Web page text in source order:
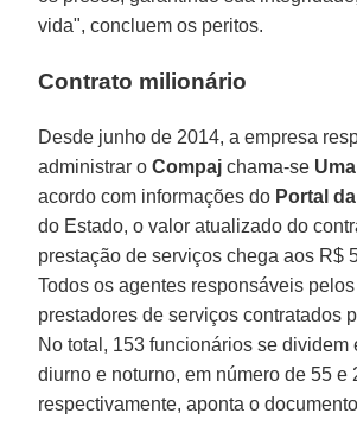
vida", concluem os peritos.
Contrato milionário
Desde junho de 2014, a empresa
administrar oCompaj chama-se
acordo com informações do Portal
do Estado, o valor atualizado do
prestação de serviços chega aos R$
Todos os agentes responsáveis
prestadores de serviços contratados
No total, 153 funcionários se dividem
diurno e noturno, em número de 55 e
respectivamente, aponta o